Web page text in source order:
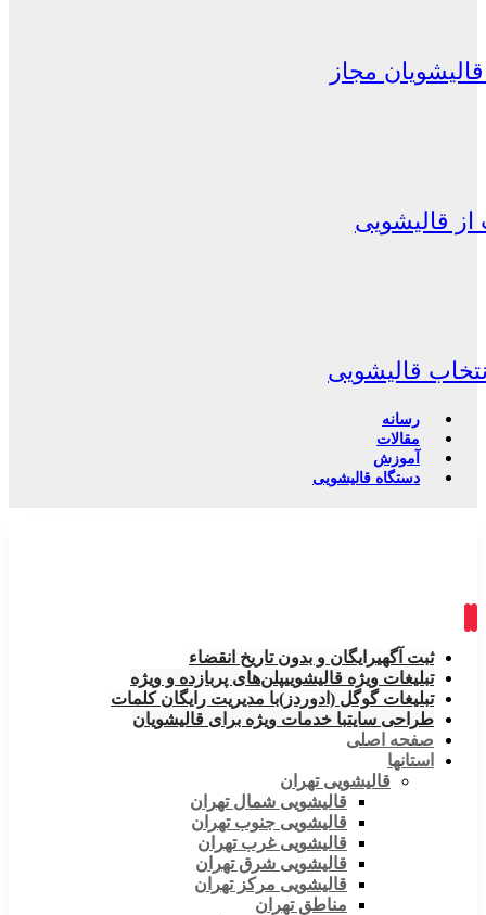
مجاز
قالیشویی
قالیشویی
رسانه
مقالات
آموزش
دستگاه قالیشویی
ثبت آگهیرایگان و بدون تاریخ انقضاء
تبلیغات ویژه قالیشوییپلن‌های پربازده و ویژه
تبلیغات گوگل (ادوردز)با مدیریت رایگان کلمات
طراحی سایتبا خدمات ویژه برای قالیشویان
صفحه اصلی
استانها
قالیشویی تهران
قالیشویی شمال تهران
قالیشویی جنوب تهران
قالیشویی غرب تهران
قالیشویی شرق تهران
قالیشویی مرکز تهران
مناطق تهران